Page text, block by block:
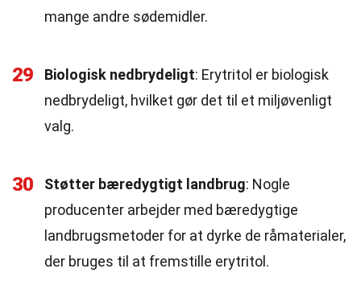
mange andre sødemidler.
29 Biologisk nedbrydeligt: Erytritol er biologisk
nedbrydeligt, hvilket gør det til et miljøvenligt
valg.
30 Støtter bæredygtigt landbrug: Nogle
producenter arbejder med bæredygtige
landbrugsmetoder for at dyrke de råmaterialer,
der bruges til at fremstille erytritol.